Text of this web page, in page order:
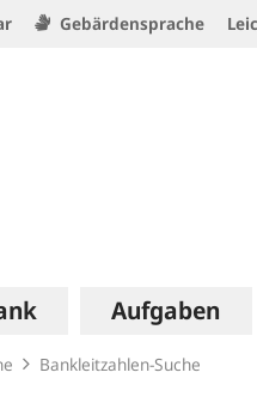
Gebärdensprache
Aufgaben
Bankleitzahlen-Suche